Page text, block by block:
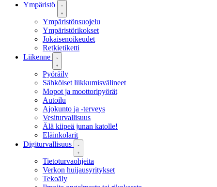
Ympäristö
Ympäristönsuojelu
Ympäristörikokset
Jokaisenoikeudet
Retkietiketti
Liikenne
Pyöräily
Sähköiset liikkumisvälineet
Mopot ja moottoripyörät
Autoilu
Ajokunto ja -terveys
Vesiturvallisuus
Älä kiipeä junan katolle!
Eläinkolarit
Digiturvallisuus
Tietoturvaohjeita
Verkon huijausyritykset
Tekoäly